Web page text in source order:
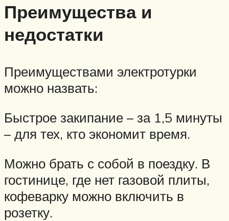
Преимущества и
недостатки
Преимуществами электротурки
можно назвать:
Быстрое закипание – за 1,5 минуты
– для тех, кто экономит время.
Можно брать с собой в поездку. В
гостинице, где нет газовой плиты,
кофеварку можно включить в
розетку.